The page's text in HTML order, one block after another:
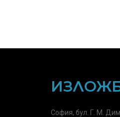
София, бул. Г. М.